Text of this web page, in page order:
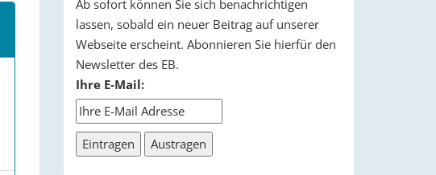
Ab sofort können Sie sich benachrichtigen
lassen, sobald ein neuer Beitrag auf unserer
Webseite erscheint. Abonnieren Sie hierfür den
Newsletter des EB.
Ihre E-Mail: